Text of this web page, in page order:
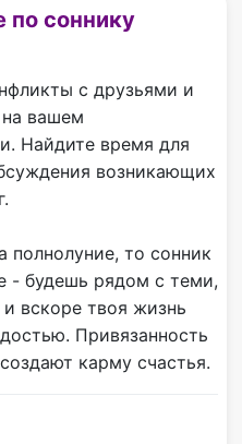
по соннику
с друзьями и
на вашем
Найдите время для
возникающих
полнолуние, то сонник
- будешь рядом с теми,
вскоре твоя жизнь
Привязанность
карму счастья.